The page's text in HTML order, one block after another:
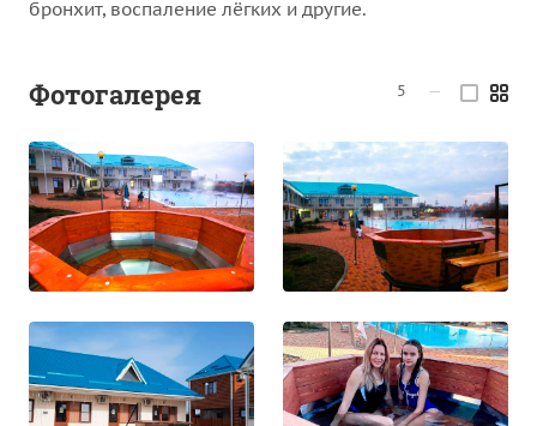
бронхит, воспаление лёгких и другие.
Фотогалерея 5 —